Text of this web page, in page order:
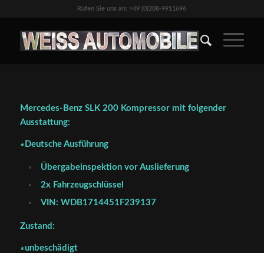
Rufen Sie uns an: +49 (0)208-9911696
Mercedes-Benz SLK 200 Kompressor mit folgender
Ausstattung:
∗Deutsche Ausführung
Übergabeinspektion vor Auslieferung
2x Fahrzeugschlüssel
VIN: WDB1714451F239137
Zustand:
∗unbeschädigt